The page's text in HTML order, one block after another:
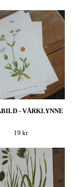
- VÅRKLYNNE
19 kr